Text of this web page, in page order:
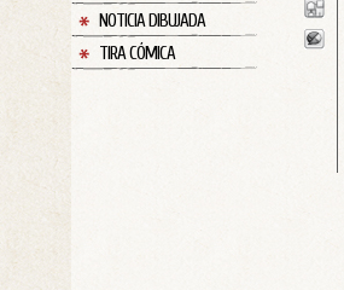
NOTICIA DIBUJADA
TIRA CÓMICA